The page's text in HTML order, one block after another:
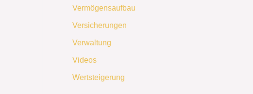
Vermögensaufbau
Versicherungen
Verwaltung
Videos
Wertsteigerung